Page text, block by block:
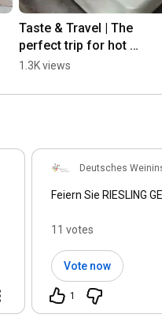
Taste & Travel | The
perfect trip for hot
days 🍦
1.3K views
Deutsches
Feiern Sie RIESLING
11 votes
Vote now
1